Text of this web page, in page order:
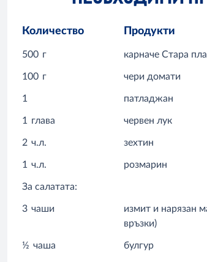
Количество Продукти
500 г карначе Стара
100 г чери домати
1 патладжан
1 глава червен лук
2 ч.л. зехтин
1 ч.л. розмарин
За салатата:
3 чаши
измит и нарязан
връзки)
½ чаша булгур